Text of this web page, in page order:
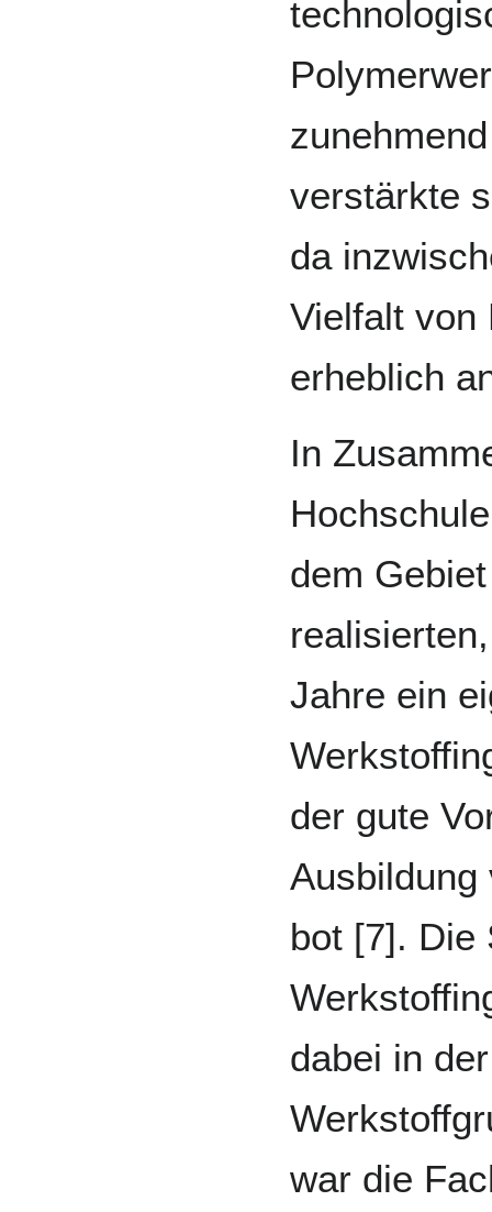
verstärkte
da
Vielfalt von
erheblich
In
dem
Jahre ein
der gute
Ausbildung
bot [7]. Die
dabei in
war die